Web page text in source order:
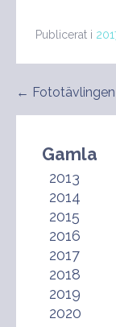
Publicerat i
← Fototävlingen
Gamla
2013
2014
2015
2016
2017
2018
2019
2020